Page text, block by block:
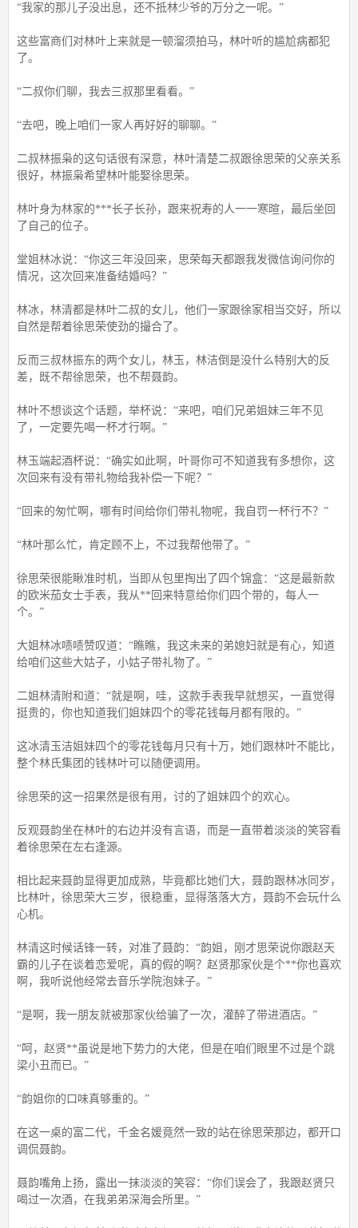
“我家的那儿子没出息，还不抵林少爷的万分之一呢。”
这些富商们对林叶上来就是一顿溜须拍马，林叶听的尴尬病都犯
了。
“二叔你们聊，我去三叔那里看看。”
“去吧，晚上咱们一家人再好好的聊聊。”
二叔林振枭的这句话很有深意，林叶清楚二叔跟徐思荣的父亲关系
很好，林振枭希望林叶能娶徐思荣。
林叶身为林家的***长子长孙，跟来祝寿的人一一寒暄，最后坐回
了自己的位子。
堂姐林冰说：“你这三年没回来，思荣每天都跟我发微信询问你的
情况，这次回来准备结婚吗？”
林冰，林清都是林叶二叔的女儿，他们一家跟徐家相当交好，所以
自然是帮着徐思荣使劲的撮合了。
反而三叔林振东的两个女儿，林玉，林洁倒是没什么特别大的反
差，既不帮徐思荣，也不帮聂韵。
林叶不想谈这个话题，举杯说：“来吧，咱们兄弟姐妹三年不见
了，一定要先喝一杯才行啊。”
林玉端起酒杯说：“确实如此啊，叶哥你可不知道我有多想你，这
次回来有没有带礼物给我补偿一下呢？”
“回来的匆忙啊，哪有时间给你们带礼物呢，我自罚一杯行不？”
“林叶那么忙，肯定顾不上，不过我帮他带了。”
徐思荣很能瞅准时机，当即从包里掏出了四个锦盒：“这是最新款
的欧米茄女士手表，我从**回来特意给你们四个带的，每人一
个。”
大姐林冰啧啧赞叹道：“瞧瞧，我这未来的弟媳妇就是有心，知道
给咱们这些大姑子，小姑子带礼物了。”
二姐林清附和道：“就是啊，哇，这款手表我早就想买，一直觉得
挺贵的，你也知道我们姐妹四个的零花钱每月都有限的。”
这冰清玉洁姐妹四个的零花钱每月只有十万，她们跟林叶不能比，
整个林氏集团的钱林叶可以随便调用。
徐思荣的这一招果然是很有用，讨的了姐妹四个的欢心。
反观聂韵坐在林叶的右边并没有言语，而是一直带着淡淡的笑容看
着徐思荣在左右逢源。
相比起来聂韵显得更加成熟，毕竟都比她们大，聂韵跟林冰同岁，
比林叶，徐思荣大三岁，很稳重，显得落落大方，聂韵不会玩什么
心机。
林清这时候话锋一转，对准了聂韵：“韵姐，刚才思荣说你跟赵天
霸的儿子在谈着恋爱呢，真的假的啊？赵贤那家伙是个**你也喜欢
啊，我听说他经常去音乐学院泡妹子。”
“是啊，我一朋友就被那家伙给骗了一次，灌醉了带进酒店。”
“呵，赵贤**虽说是地下势力的大佬，但是在咱们眼里不过是个跳
梁小丑而已。”
“韵姐你的口味真够重的。”
在这一桌的富二代，千金名媛竟然一致的站在徐思荣那边，都开口
调侃聂韵。
聂韵嘴角上扬，露出一抹淡淡的笑容：“你们误会了，我跟赵贤只
喝过一次酒，在我弟弟深海会所里。”